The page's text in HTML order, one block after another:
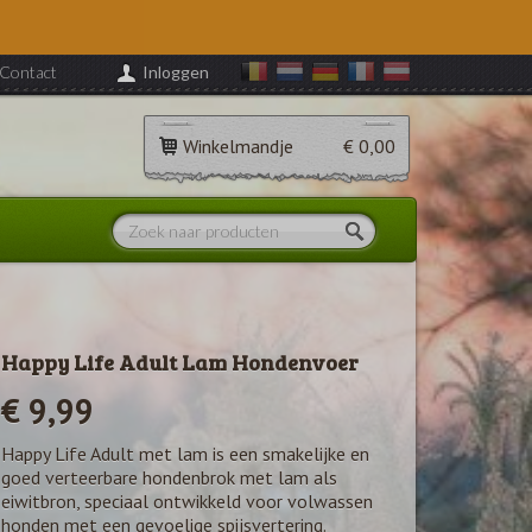
Contact Inloggen
Winkelmandje € 0,00
Happy Life Adult Lam Hondenvoer
€ 9,99
Happy Life Adult met lam is een smakelijke en
goed verteerbare hondenbrok met lam als
eiwitbron, speciaal ontwikkeld voor volwassen
honden met een gevoelige spijsvertering.